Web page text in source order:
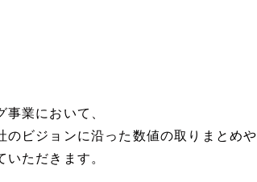
業において、
ビジョンに沿った数値の取りまとめや
ただきます。